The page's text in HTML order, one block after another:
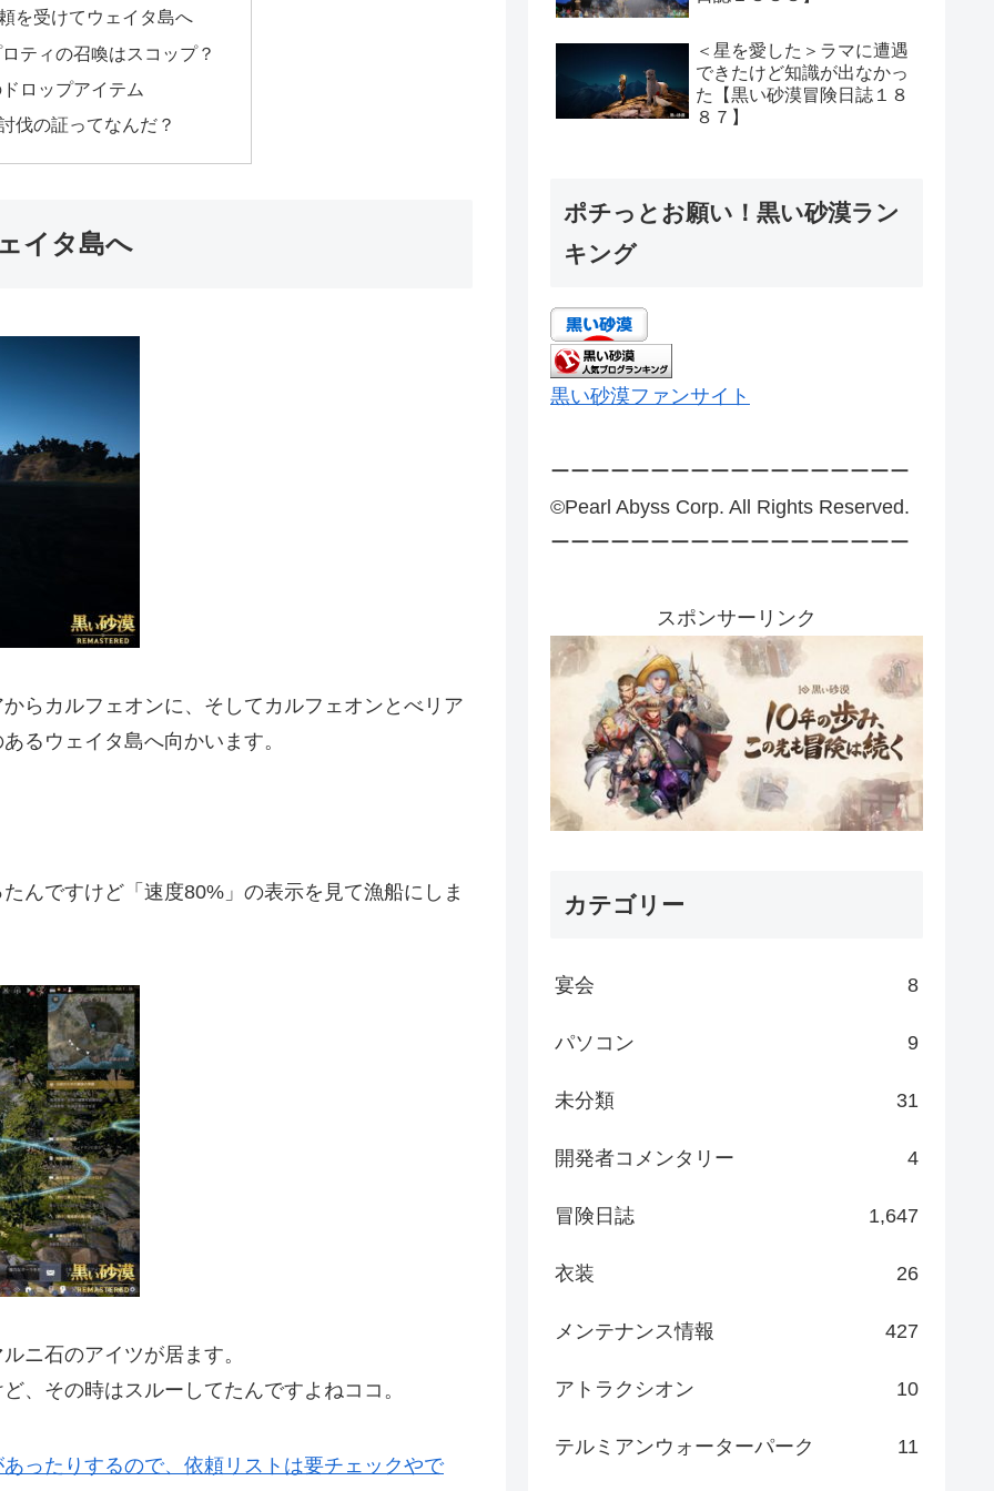
を受けてウェイタ島へ
ティの召喚はスコップ？
ロップアイテム
伐の証ってなんだ？
イタ島へ
らカルフェオンに、そしてカルフェオンとべリア
るウェイタ島へ向かいます。
んですけど「速度80%」の表示を見て漁船にしま
ニ石のアイツが居ます。
、その時はスルーしてたんですよねココ。
ったりするので、依頼リストは要チェックやで
＜星を愛した＞ラマに遭遇
できたけど知識が出なかっ
た【黒い砂漠冒険日誌１８
８７】
ポチっとお願い！黒い砂漠ラン
キング
黒い砂漠ファンサイト
ーーーーーーーーーーーーーーーーーー
©Pearl Abyss Corp. All Rights Reserved.
ーーーーーーーーーーーーーーーーーー
スポンサーリンク
カテゴリー
宴会 8
パソコン 9
未分類 31
開発者コメンタリー 4
冒険日誌 1,647
衣装 26
メンテナンス情報 427
アトラクシオン 10
テルミアンウォーターパーク 11